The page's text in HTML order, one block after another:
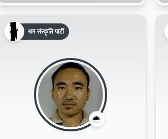
श्रम संस्कृति पार्टी